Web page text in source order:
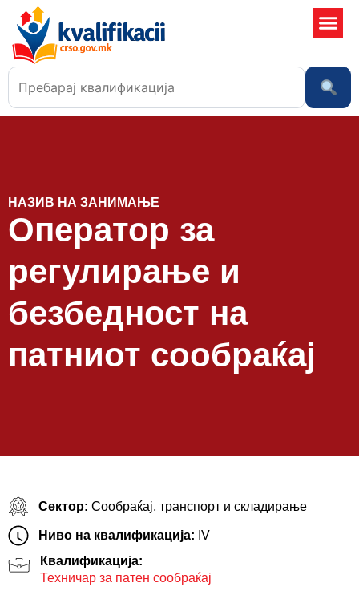
НАЗИВ НА ЗАНИМАЊЕ
Оператор за
регулирање и
безбедност на
патниот сообраќај
Сектор: Сообраќај, транспорт и складирање
Ниво на квалификација: IV
Квалификација:
Техничар за патен сообраќај